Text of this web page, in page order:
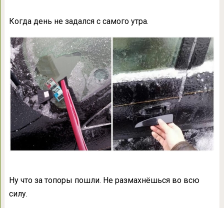
Когда день не задался с самого утра.
Ну что за топоры пошли. Не размахнёшься во всю
силу.